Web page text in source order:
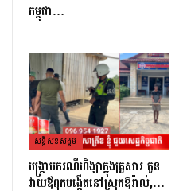
កម្ពុជា…
សន្តិសុខសង្គម
បង្ក្រាបករណីហិង្សាក្នុងគ្រួសារ កូន
វាយឪពុកបង្កើតនៅស្រុកឱរ៉ាល់,…